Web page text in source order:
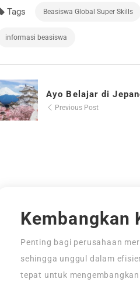
Tags Beasiswa Global Super Skills
informasi beasiswa
Ayo Belajar di
Previous Post
Kembangkan
Penting bagi perusahaan
sehingga unggul dalam
tepat untuk